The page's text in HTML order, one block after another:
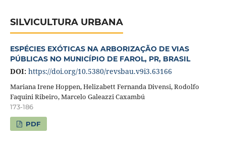
SILVICULTURA URBANA
ESPÉCIES EXÓTICAS NA ARBORIZAÇÃO DE VIAS
PÚBLICAS NO MUNICÍPIO DE FAROL, PR, BRASIL
DOI: https://doi.org/10.5380/revsbau.v9i3.63166
Mariana Irene Hoppen, Helizabett Fernanda Divensi, Rodolfo
Faquini Ribeiro, Marcelo Galeazzi Caxambú
173-186
PDF